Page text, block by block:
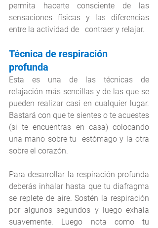
permita hacerte consciente de las
sensaciones físicas y las diferencias
entre la actividad de   contraer y relajar.
Técnica de respiración
profunda
Esta es una de las técnicas de
relajación más sencillas y de las que se
pueden realizar casi en cualquier lugar.
Bastará con que te sientes o te acuestes
(si te encuentras en casa) colocando
una mano sobre tu  estómago y la otra
sobre el corazón.
Para desarrollar la respiración profunda
deberás inhalar hasta que tu diafragma
se replete de aire. Sostén la respiración
por algunos segundos y luego exhala
suavemente. Luego nota como tu